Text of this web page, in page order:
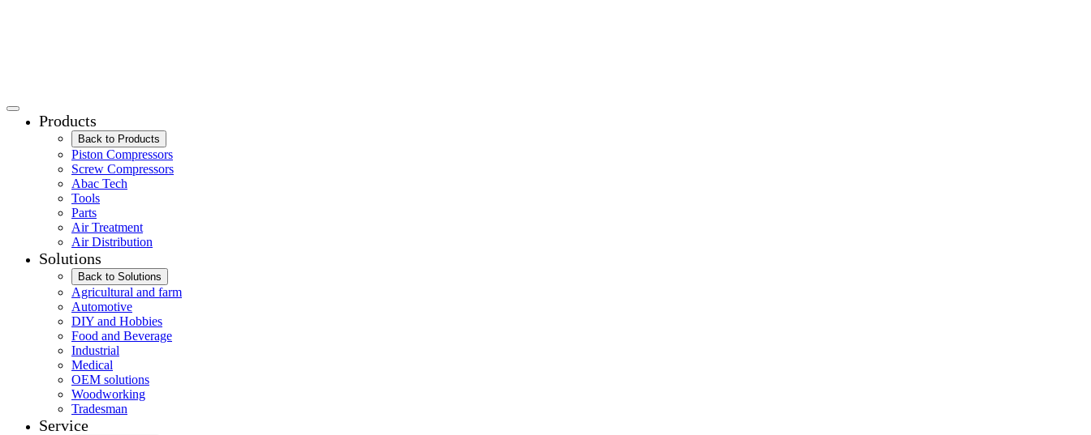
Products
Back to Products
Piston Compressors
Screw Compressors
Abac Tech
Tools
Parts
Air Treatment
Air Distribution
Solutions
Back to Solutions
Agricultural and farm
Automotive
DIY and Hobbies
Food and Beverage
Industrial
Medical
OEM solutions
Woodworking
Tradesman
Service